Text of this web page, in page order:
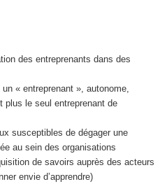
des entreprenants dans des
« entreprenant », autonome,
plus le seul entreprenant de
susceptibles de dégager une
au sein des organisations
de savoirs auprès des acteurs
envie d’apprendre)